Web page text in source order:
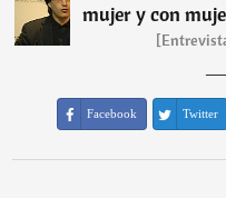
mujer y con
―
Facebook Twitter